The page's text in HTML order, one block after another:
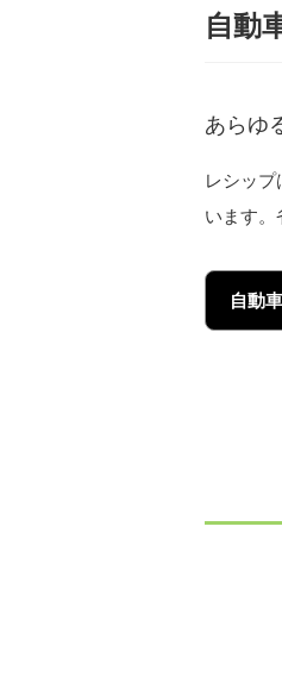
自動
あらゆ
レシッ
います。
自動